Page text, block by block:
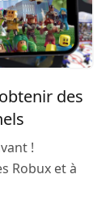
des
!
Robux et à